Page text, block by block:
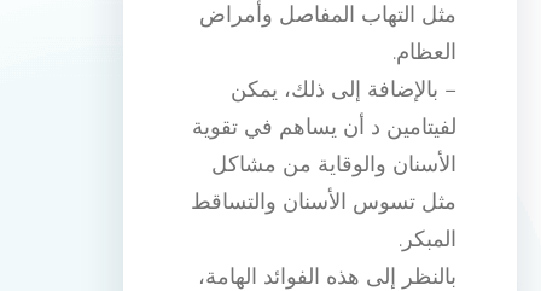
مثل التهاب المفاصل وأمراض
العظام.
– بالإضافة إلى ذلك، يمكن
لفيتامين د أن يساهم في تقوية
الأسنان والوقاية من مشاكل
مثل تسوس الأسنان والتساقط
المبكر.
بالنظر إلى هذه الفوائد الهامة،